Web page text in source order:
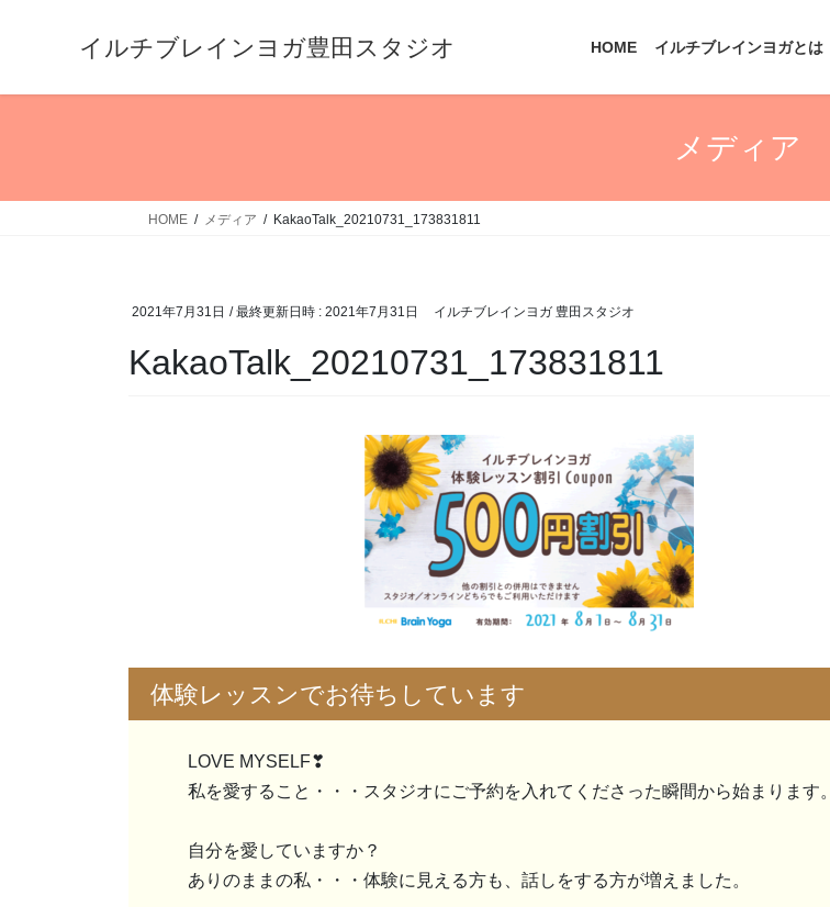
ン
ー
イルチブレインヨガ豊田スタジオ HOME イルチブレインヨガとは
メディア
HOME メディア KakaoTalk_20210731_173831811
2021年7月31日 / 最終更新日時 : 2021年7月31日 イルチブレインヨガ 豊田スタジオ
KakaoTalk_20210731_173831811
体験レッスンでお待ちしています
LOVE MYSELF❣
私を愛すること・・・スタジオにご予約を入れてくださった瞬間から始まります。
自分を愛していますか？
ありのままの私・・・体験に見える方も、話しをする方が増えました。